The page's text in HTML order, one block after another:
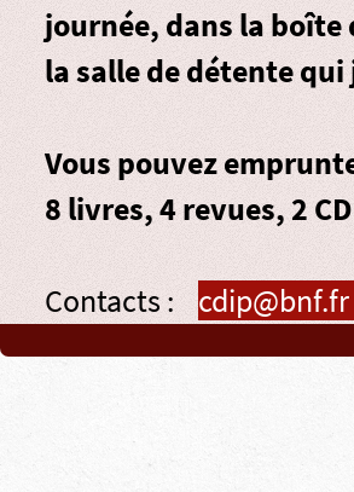
journée, dans la boîte
la salle de détente qui
Vous pouvez
8 livres, 4 revues, 2
Contacts : cdip@bnf.fr